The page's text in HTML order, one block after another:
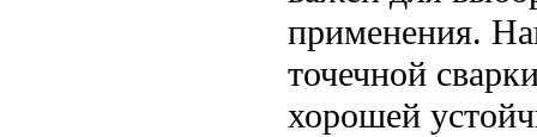
применения.
точечной
хорошей